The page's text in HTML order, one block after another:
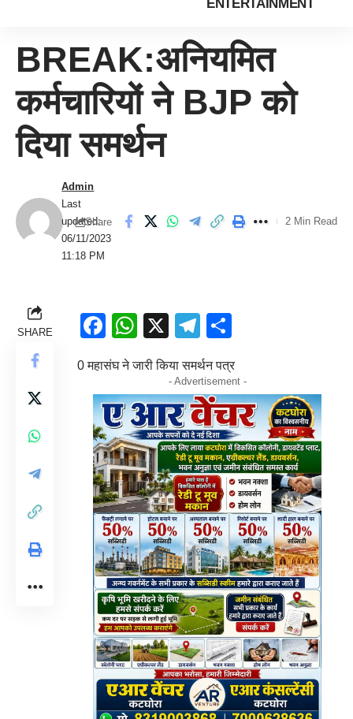
ENTERTAINMENT
BREAK:अनियमित
कर्मचारियों ने BJP को
दिया समर्थन
Last
updated:
06/11/2023
11:18 PM
Admin
Share 2 Min Read
SHARE Facebook
WhatsApp
X Telegram
0 महासंघ ने जारी किया समर्थन पत्र
- Advertisement -